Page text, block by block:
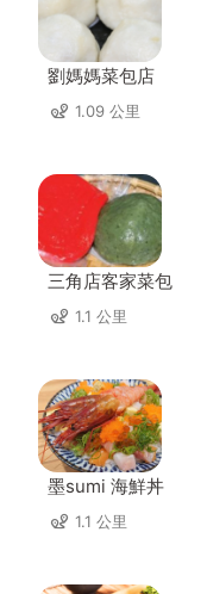
劉媽媽菜包店
1.09 公里
三角店客家菜包
1.1 公里
墨sumi 海鮮丼
1.1 公里